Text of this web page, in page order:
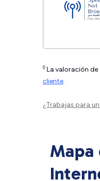
◊ La valoración de
cliente.
¿Trabajas para
Mapa